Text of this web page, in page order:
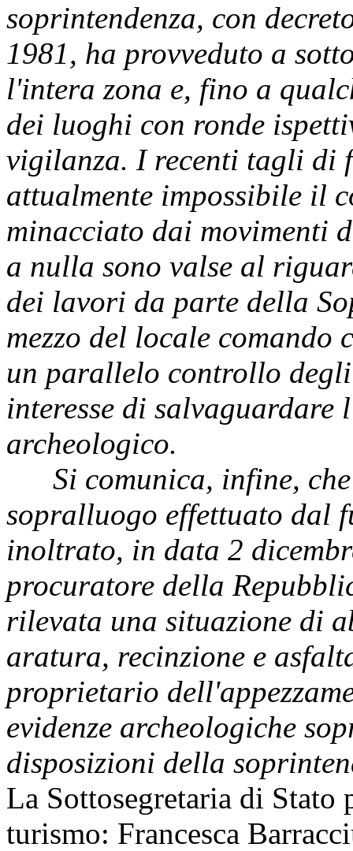
soprintendenza, con
1981, ha provveduto a
l'intera zona e, fino a
dei luoghi con ronde
vigilanza. I recenti tagli di
attualmente impossibile il
minacciato dai movimenti
a nulla sono valse al
dei lavori da parte della
mezzo del locale
un parallelo controllo
interesse di salvaguardare
archeologico.
Si comunica, infine, che
sopralluogo effettuato dal
inoltrato, in data 2
procuratore della
rilevata una situazione di
aratura, recinzione e
proprietario
evidenze archeologiche
disposizioni della
La Sottosegretaria di
turismo: Francesca